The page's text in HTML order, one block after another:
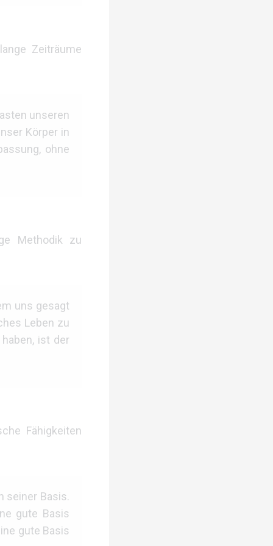
Zeiträume
unseren
Körper in
ohne
Methodik zu
uns gesagt
Leben zu
ist der
Fähigkeiten
seiner Basis.
gute Basis
gute Basis